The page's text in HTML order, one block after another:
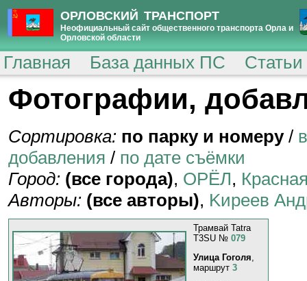
ОРЛОВСКИЙ ТРАНСПОРТ
Неофициальный сайт общественного транспорта Орла и
Орловской области
Главная База данных ПС
Фотографии,
Сортировка: по парку и номеру/
добавления / по дате съёмки
Город: (все города), ОРЁЛ,
Авторы: (все авторы), Kиpeeв
Трамвай Tatra
T3SU № 079
Улица Гоголя,
маршрут 3